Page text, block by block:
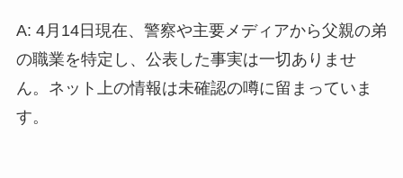
A: 4月14日現在、警察や主要メディアから父親の弟
の職業を特定し、公表した事実は一切ありませ
ん。ネット上の情報は未確認の噂に留まっていま
す。